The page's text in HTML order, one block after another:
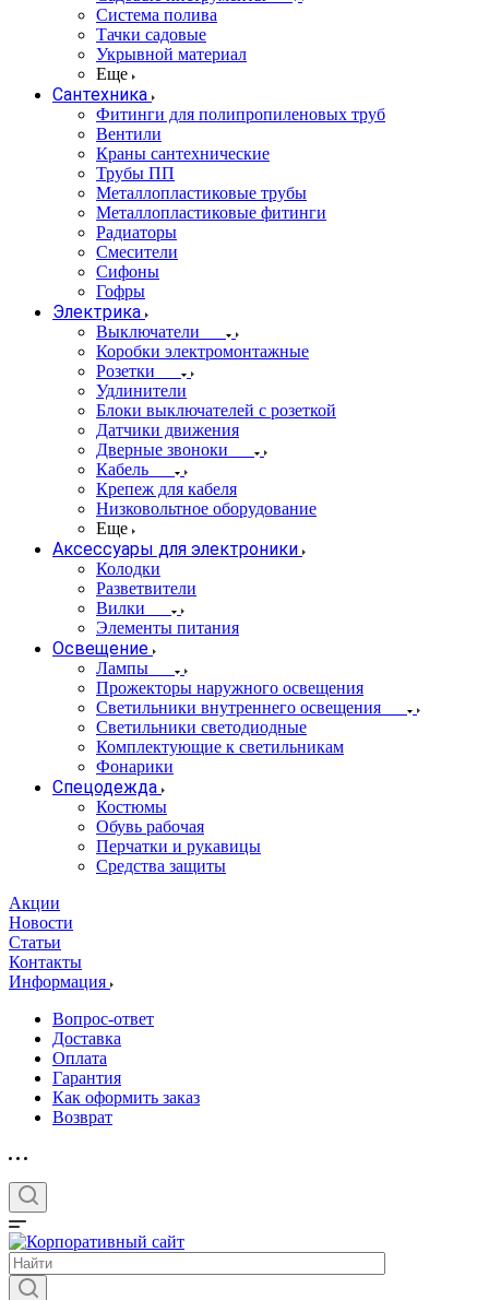
Система полива
Тачки садовые
Укрывной материал
Еще
Сантехника
Фитинги для полипропиленовых труб
Вентили
Краны сантехнические
Трубы ПП
Металлопластиковые трубы
Металлопластиковые фитинги
Радиаторы
Смесители
Сифоны
Гофры
Электрика
Выключатели
Коробки электромонтажные
Розетки
Удлинители
Блоки выключателей с розеткой
Датчики движения
Дверные звоноки
Кабель
Крепеж для кабеля
Низковольтное оборудование
Еще
Аксессуары для электроники
Колодки
Разветвители
Вилки
Элементы питания
Освещение
Лампы
Прожекторы наружного освещения
Светильники внутреннего освещения
Светильники светодиодные
Комплектующие к светильникам
Фонарики
Спецодежда
Костюмы
Обувь рабочая
Перчатки и рукавицы
Средства защиты
Акции
Новости
Статьи
Контакты
Информация
Вопрос-ответ
Доставка
Оплата
Гарантия
Как оформить заказ
Возврат